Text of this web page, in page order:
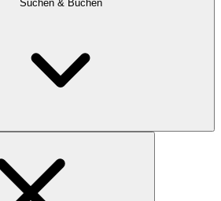
Suchen & Buchen